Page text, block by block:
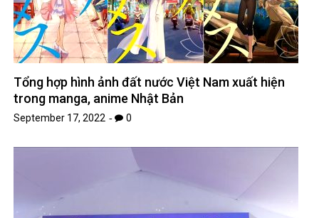
Tổng hợp hình ảnh đất nước Việt Nam xuất hiện
trong manga, anime Nhật Bản
September 17, 2022 0